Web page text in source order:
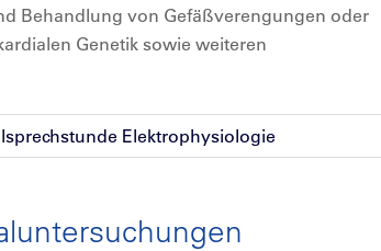
Behandlung von Gefäßverengungen oder
Genetik sowie weiteren
Elektrophysiologie